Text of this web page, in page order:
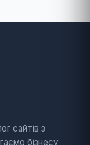
сайтів з
бізнесу